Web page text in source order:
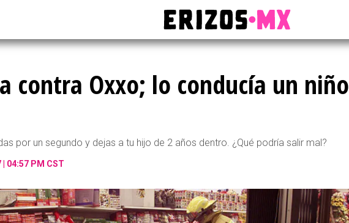
contra Oxxo; lo conducía un niño
por un segundo y dejas a tu hijo de 2 años dentro. ¿Qué podría salir mal?
| 04:57 PM CST